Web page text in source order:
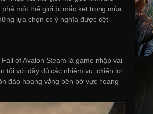
một thế giới bị mắc kẹt trong mùa
lựa chọn có ý nghĩa được dệt
of Avalon Steam là game nhập vai
tối với đầy đủ các nhiệm vụ, chiến lợi
đảo hoang vắng bên bờ vực hoang